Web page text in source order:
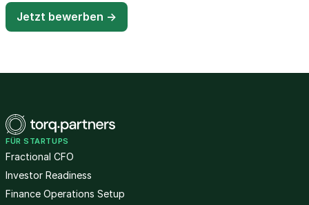
Jetzt bewerben →
FÜR STARTUPS
Fractional CFO
Investor Readiness
Finance Operations Setup